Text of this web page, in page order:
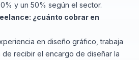
y un 50% según el sector.
¿cuánto cobrar en
en diseño gráfico, trabaja
recibir el encargo de diseñar la